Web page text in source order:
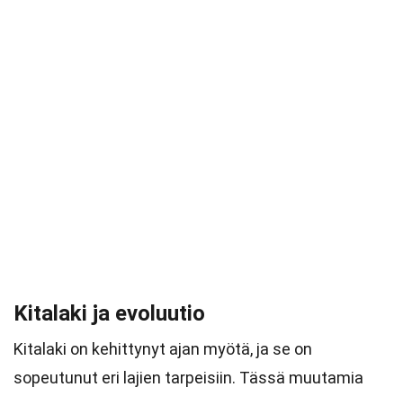
Kitalaki ja evoluutio
Kitalaki on kehittynyt ajan myötä, ja se on
sopeutunut eri lajien tarpeisiin. Tässä muutamia